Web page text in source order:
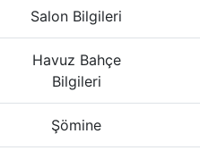
Salon Bilgileri
Havuz Bahçe
Bilgileri
Şömine